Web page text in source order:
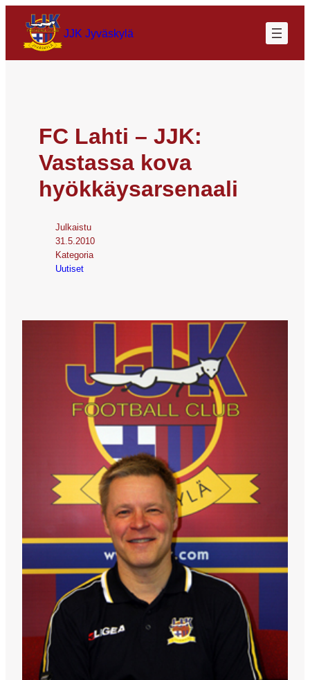
JJK Jyväskylä
FC Lahti – JJK:
Vastassa kova
hyökkäysarsenaali
Julkaistu
31.5.2010
Kategoria
Uutiset